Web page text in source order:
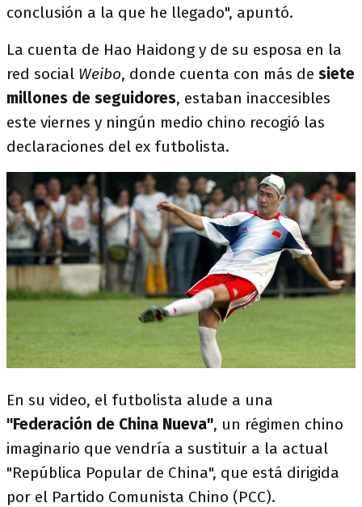
conclusión a la que he llegado", apuntó.
La cuenta de Hao Haidong y de su esposa en la
red social Weibo, donde cuenta con más de siete
millones de seguidores, estaban inaccesibles
este viernes y ningún medio chino recogió las
declaraciones del ex futbolista.
En su video, el futbolista alude a una
"Federación de China Nueva", un régimen chino
imaginario que vendría a sustituir a la actual
"República Popular de China", que está dirigida
por el Partido Comunista Chino (PCC).